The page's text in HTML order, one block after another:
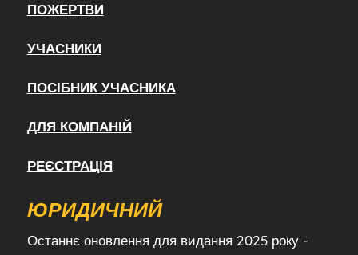
ПОЖЕРТВИ
УЧАСНИКИ
ПОСІБНИК УЧАСНИКА
ДЛЯ КОМПАНІЙ
РЕЄСТРАЦІЯ
ЮРИДИЧНИЙ
Останнє оновлення для видання 2025 року -